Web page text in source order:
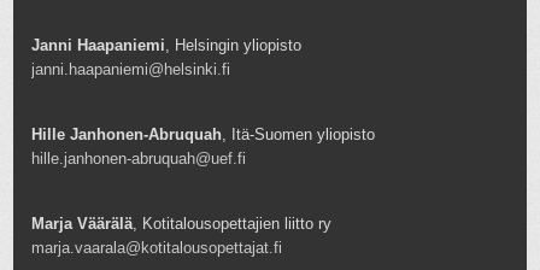
Janni Haapaniemi , Helsingin yliopisto
janni.haapaniemi@helsinki.fi
Hille Janhonen-Abruquah , Itä-Suomen yliopisto
hille.janhonen-abruquah@uef.fi
Marja Väärälä , Kotitalousopettajien liitto ry
marja.vaarala@kotitalousopettajat.fi